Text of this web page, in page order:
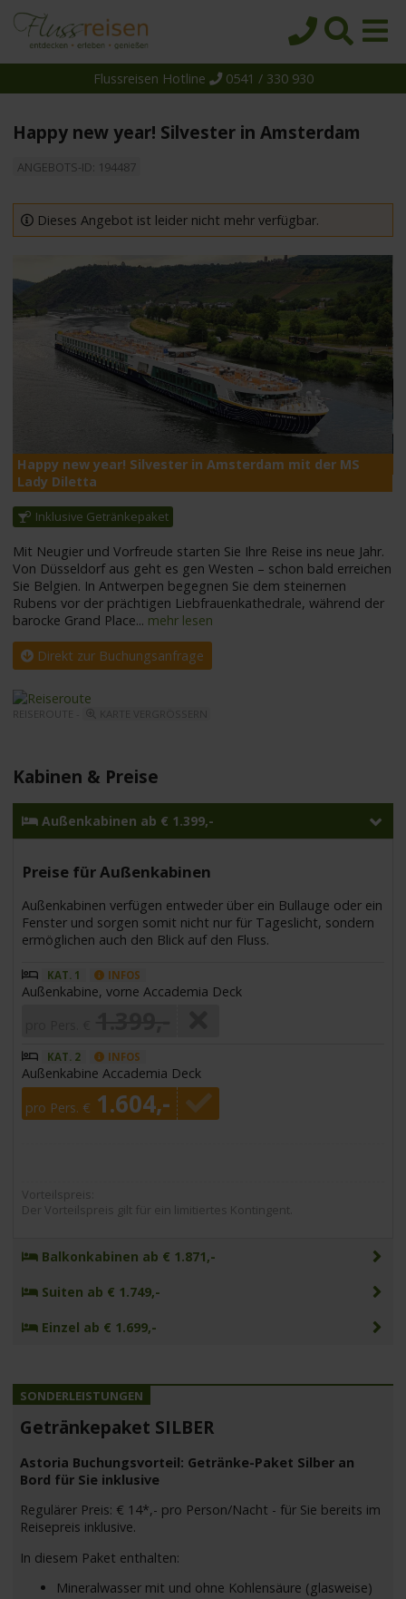
Reiseziele
Reedereien
Über uns
Wissen
Suche
Flussreisen Hotline 0541 / 330 930
Happy new year! Silvester in Amsterdam
ANGEBOTS-ID: 194487
Dieses Angebot ist leider nicht mehr verfügbar.
Happy new year! Silvester in Amsterdam mit der MS
Lady Diletta
Inklusive Getränkepaket
Mit Neugier und Vorfreude starten Sie Ihre Reise ins neue Jahr.
Von Düsseldorf aus geht es gen Westen – schon bald erreichen
Sie Belgien. In Antwerpen begegnen Sie dem steinernen
Rubens vor der prächtigen Liebfrauenkathedrale, während der
barocke Grand Place... mehr lesen
Direkt zur Buchungsanfrage
REISEROUTE -
Kabinen & Preise
Außenkabinen ab € 1.399,-
Preise für Außenkabinen
Außenkabinen verfügen entweder über ein Bullauge oder ein
Fenster und sorgen somit nicht nur für Tageslicht, sondern
ermöglichen auch den Blick auf den Fluss.
KAT. 1 INFOS
Außenkabine, vorne Accademia Deck
KAT. 2 INFOS
Außenkabine Accademia Deck
pro Pers. € 1.604,-
Vorteilspreis:
Der Vorteilspreis gilt für ein limitiertes Kontingent.
Balkonkabinen ab € 1.871,-
Suiten ab € 1.749,-
Einzel ab € 1.699,-
Getränkepaket SILBER
Astoria Buchungsvorteil: Getränke-Paket Silber an
Bord für Sie inklusive
Regulärer Preis: € 14*,- pro Person/Nacht - für Sie bereits im
Reisepreis inklusive.
In diesem Paket enthalten:
Mineralwasser mit und ohne Kohlensäure (glasweise)